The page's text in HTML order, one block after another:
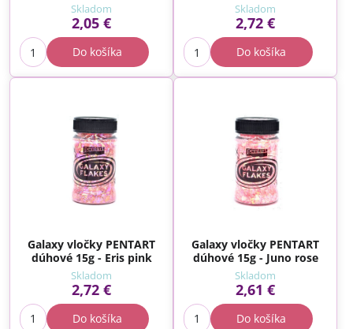
Skladom
2,05 €
Do košíka
Skladom
2,72 €
Do košíka
Galaxy vločky PENTART
dúhové 15g - Eris pink
Skladom
2,72 €
Do košíka
Galaxy vločky PENTART
dúhové 15g - Juno rose
Skladom
2,61 €
Do košíka